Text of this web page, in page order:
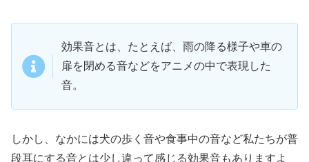
効果音とは、たとえば、雨の降る様子や車の
扉を閉める音などをアニメの中で表現した
音。
しかし、なかには犬の歩く音や食事中の音など私たちが普
段耳にする音とは少し違って感じる効果音もありますよ